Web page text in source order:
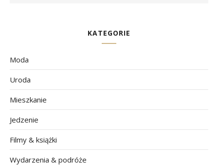
KATEGORIE
Moda
Uroda
Mieszkanie
Jedzenie
Filmy & książki
Wydarzenia & podróże